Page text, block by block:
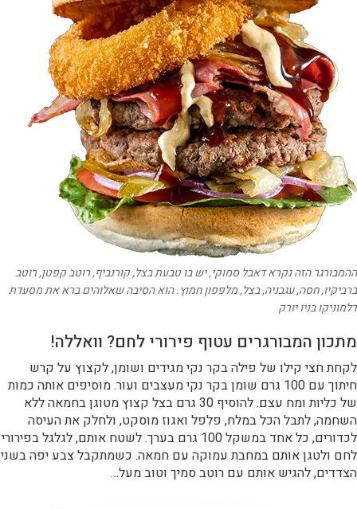
ההמבורגר הזה נקרא דאבל סמוקי, יש בו טבעת בצל, קורנביף, רוטב קפטן, רוטב
ברביקיו, חסה, עגבניה, בצל, מלפפון חמוץ. הוא הסיבה שאלוהים ברא את מסעדת
דלמוניקו בניו יורק
מתכון המבורגרים עטוף פירורי לחם? וואללה!
לקחת חצי קילו של פילה בקר נקי מגידים ושומן, לקצוץ על קרש
חיתוך עם 100 גרם שומן בקר נקי מעצבים ועור. מוסיפים אותה כמות
של כליות ומח עצם. להוסיף 30 גרם בצל קצוץ מטוגן בחמאה ללא
השחמה, לתבל הכל במלח, פלפל ואגוז מוסקט, ולחלק את העיסה
לכדורים, כל אחד במשקל 100 גרם בערך. לשטח אותם, לגלגל בפירורי
לחם ולטגן אותם במחבת עמוקה עם חמאה. כשמתקבל צבע יפה בשני
הצדדים, להגיש אותם עם רוטב סמיך וטוב מעל…